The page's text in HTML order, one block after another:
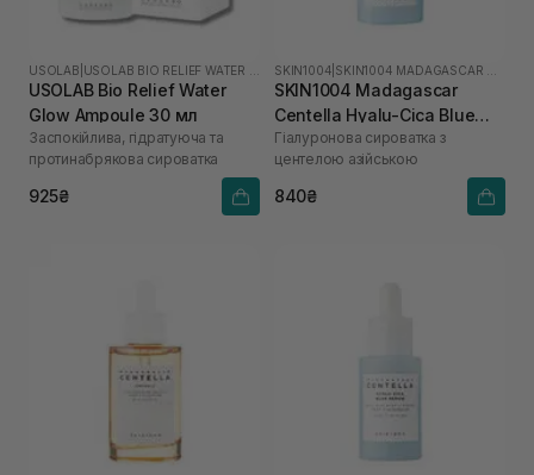
USOLAB
USOLAB Bio Relief Water
Glow Ampoule 30 мл
Заспокійлива, гідратуюча та
протинабрякова сироватка
925₴
SKIN1004
SKIN1004 Madagascar
Centella Hyalu-Cica Blue
Serum 50 мл
Гіалуронова сироватка з
центелою азійською
840₴